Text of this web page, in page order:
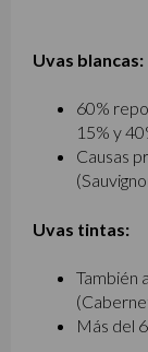
Uvas blancas:
60%
15% y
Causas
Uvas tintas:
También
Más del